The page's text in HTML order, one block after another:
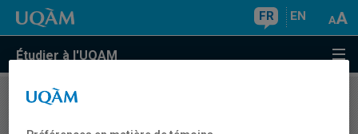
FR EN
Étudier à l'UQAM
COURS//